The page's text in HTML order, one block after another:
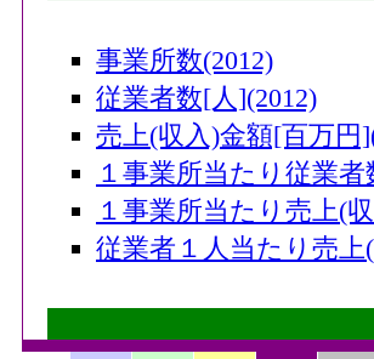
事業所数(2012)
従業者数[人](2012)
売上(収入)金額[百万円
１事業所当たり従業者
１事業所当たり売上(
従業者１人当たり売上